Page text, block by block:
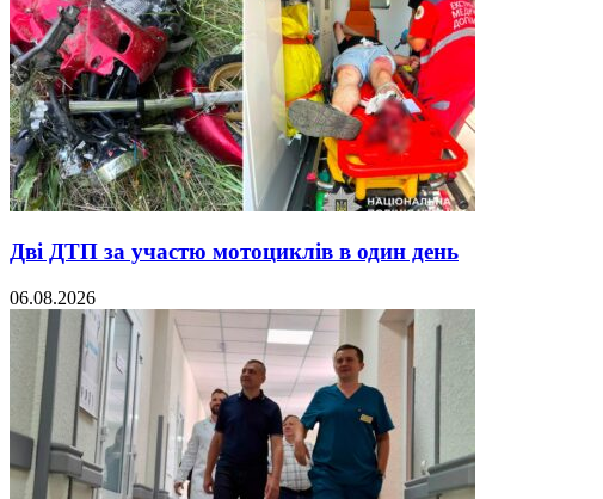
Дві ДТП за участю мотоциклів в один день
06.08.2026